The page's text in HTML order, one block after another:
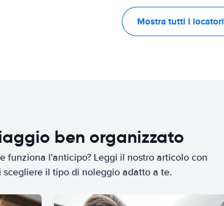
Mostra tutti i locatori
ben organizzato
funziona l'anticipo? Leggi il nostro articolo con
il tipo di noleggio adatto a te.